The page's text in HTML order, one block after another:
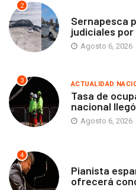
2
Sernapesca
judiciales
Agosto 6, 2026
3 ACTUALIDAD
Tasa de
nacional
Agosto 6, 2026
4
Pianista
ofrecerá